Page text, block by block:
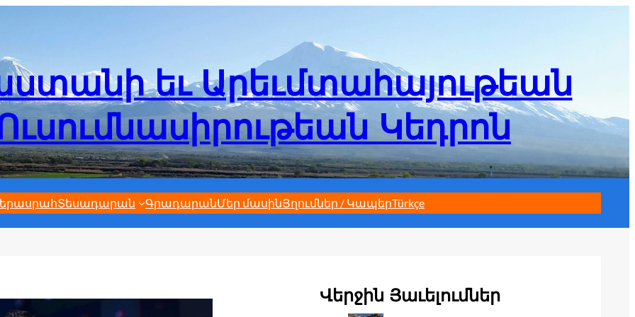
եւ Արեւմտահայութեան
Կեդրոն
Տեսադարան ԳրադարանՄեր մասինՅղումներ / ԿապերTürkçe
Վերջին Յաւելումներ